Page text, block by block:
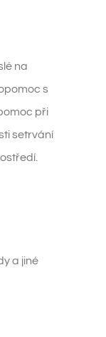
na
s
při
setrvání
a jiné